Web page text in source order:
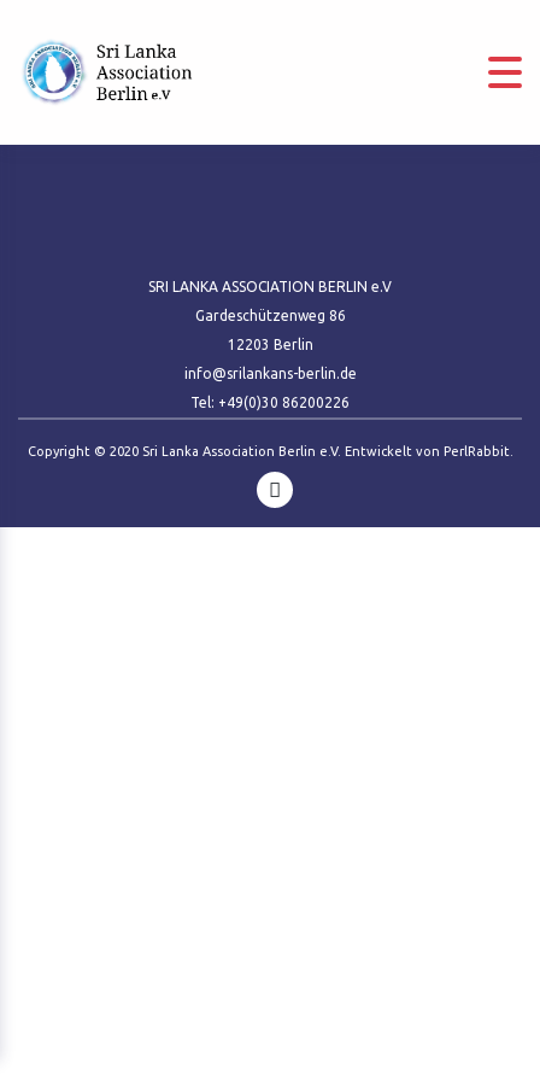
SRI LANKA ASSOCIATION BERLIN e.V
Gardeschützenweg 86
12203 Berlin
info@srilankans-berlin.de
Tel: +49(0)30 86200226
Copyright © 2020 Sri Lanka Association Berlin e.V. Entwickelt von PerlRabbit